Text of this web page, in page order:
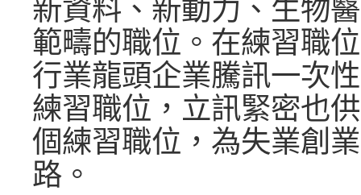
新資料、新動力、生物
範疇的職位。在練習職
行業龍頭企業騰訊一次
練習職位，立訊緊密也
個練習職位，為失業創
路。